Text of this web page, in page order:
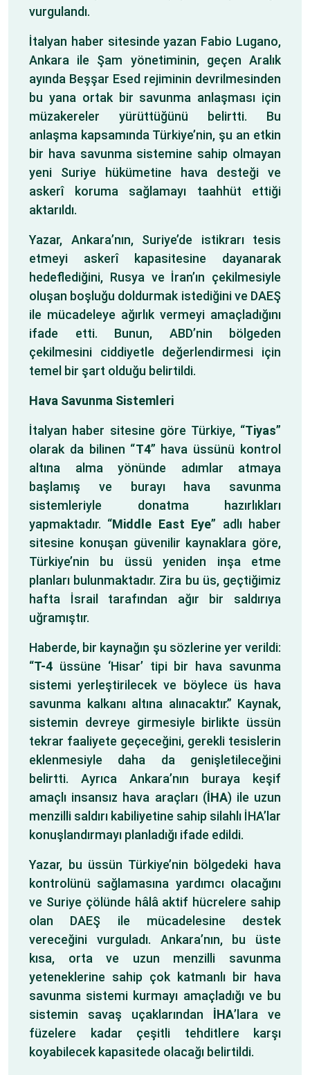
vurgulandı.
İtalyan haber sitesinde yazan Fabio Lugano,
Ankara ile Şam yönetiminin, geçen Aralık
ayında Beşşar Esed rejiminin devrilmesinden
bu yana ortak bir savunma anlaşması için
müzakereler yürüttüğünü belirtti. Bu
anlaşma kapsamında Türkiye’nin, şu an etkin
bir hava savunma sistemine sahip olmayan
yeni Suriye hükümetine hava desteği ve
askerî koruma sağlamayı taahhüt ettiği
aktarıldı.
Yazar, Ankara’nın, Suriye’de istikrarı tesis
etmeyi askerî kapasitesine dayanarak
hedeflediğini, Rusya ve İran’ın çekilmesiyle
oluşan boşluğu doldurmak istediğini ve DAEŞ
ile mücadeleye ağırlık vermeyi amaçladığını
ifade etti. Bunun, ABD’nin bölgeden
çekilmesini ciddiyetle değerlendirmesi için
temel bir şart olduğu belirtildi.
Hava Savunma Sistemleri
İtalyan haber sitesine göre Türkiye, “Tiyas”
olarak da bilinen “T4” hava üssünü kontrol
altına alma yönünde adımlar atmaya
başlamış ve burayı hava savunma
sistemleriyle donatma hazırlıkları
yapmaktadır. “Middle East Eye” adlı haber
sitesine konuşan güvenilir kaynaklara göre,
Türkiye’nin bu üssü yeniden inşa etme
planları bulunmaktadır. Zira bu üs, geçtiğimiz
hafta İsrail tarafından ağır bir saldırıya
uğramıştır.
Haberde, bir kaynağın şu sözlerine yer verildi:
“T-4 üssüne ‘Hisar’ tipi bir hava savunma
sistemi yerleştirilecek ve böylece üs hava
savunma kalkanı altına alınacaktır.” Kaynak,
sistemin devreye girmesiyle birlikte üssün
tekrar faaliyete geçeceğini, gerekli tesislerin
eklenmesiyle daha da genişletileceğini
belirtti. Ayrıca Ankara’nın buraya keşif
amaçlı insansız hava araçları (İHA) ile uzun
menzilli saldırı kabiliyetine sahip silahlı İHA’lar
konuşlandırmayı planladığı ifade edildi.
Yazar, bu üssün Türkiye’nin bölgedeki hava
kontrolünü sağlamasına yardımcı olacağını
ve Suriye çölünde hâlâ aktif hücrelere sahip
olan DAEŞ ile mücadelesine destek
vereceğini vurguladı. Ankara’nın, bu üste
kısa, orta ve uzun menzilli savunma
yeteneklerine sahip çok katmanlı bir hava
savunma sistemi kurmayı amaçladığı ve bu
sistemin savaş uçaklarından İHA’lara ve
füzelere kadar çeşitli tehditlere karşı
koyabilecek kapasitede olacağı belirtildi.